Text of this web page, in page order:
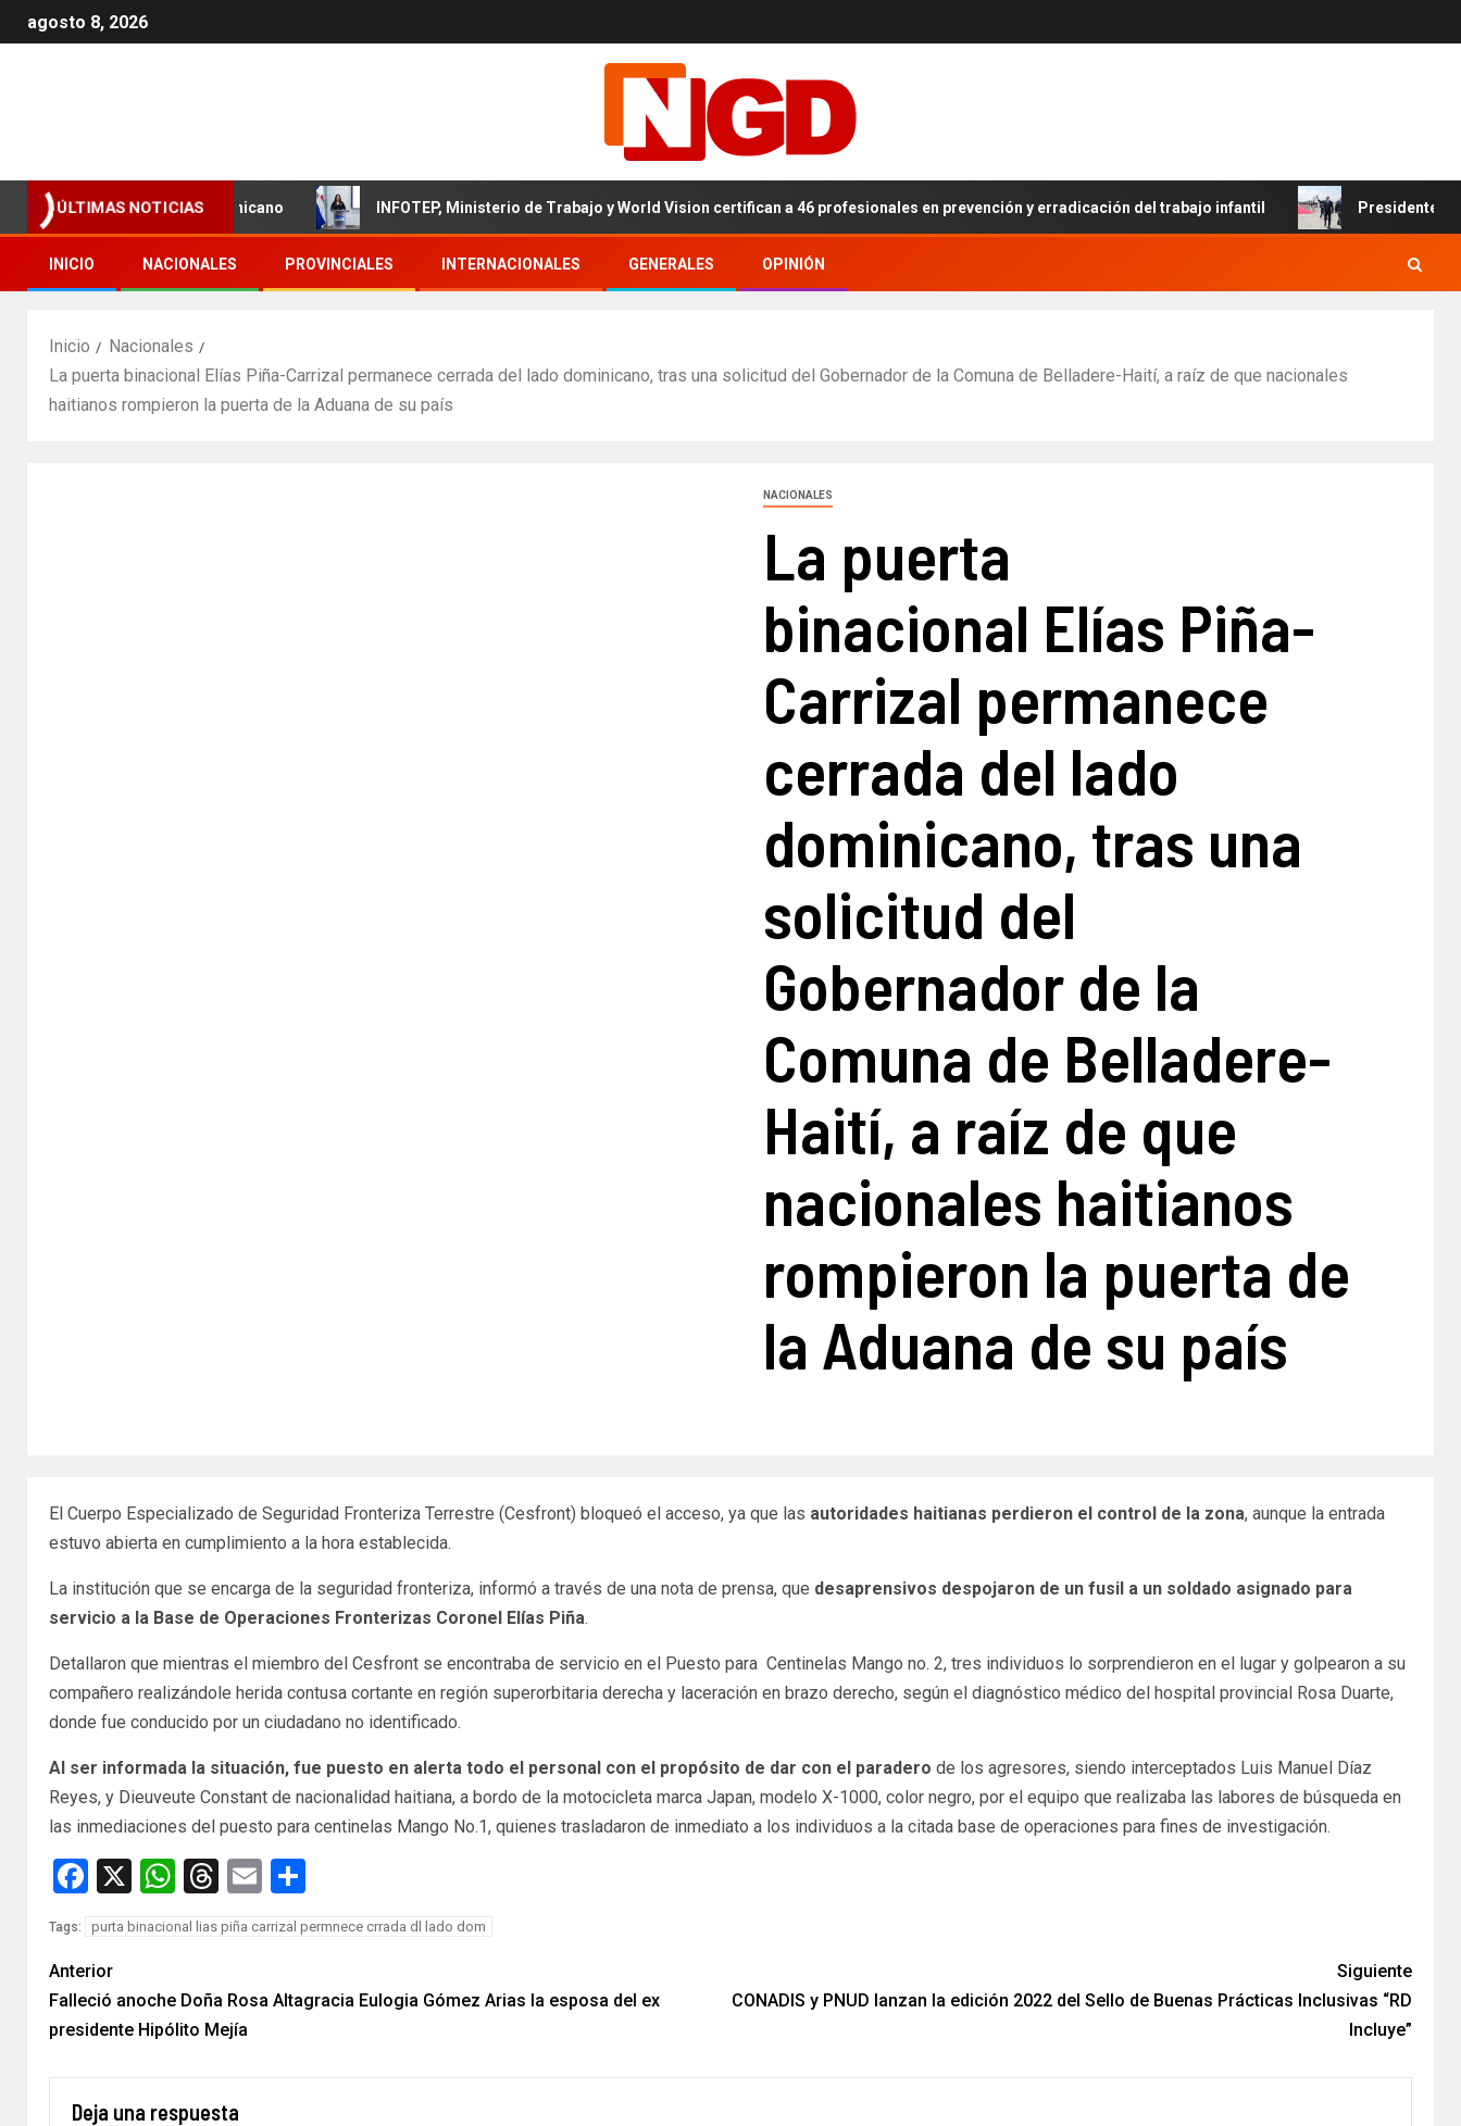
agosto 8, 2026
ÚLTIMAS NOTICIAS
del sector textil dominicano INFOTEP, Ministerio de Trabajo y World Vision certifican a 46 profesionales en prevención y erradicación del trabajo infantil Presidente Abinader
INICIO NACIONALES PROVINCIALES INTERNACIONALES GENERALES OPINIÓN
Inicio
Nacionales
La puerta binacional Elías Piña-Carrizal permanece cerrada del lado dominicano, tras una solicitud del Gobernador de la Comuna de Belladere-Haití, a raíz de que nacionales
haitianos rompieron la puerta de la Aduana de su país
NACIONALES
La puerta
binacional Elías Piña-
Carrizal permanece
cerrada del lado
dominicano, tras una
solicitud del
Gobernador de la
Comuna de Belladere-
Haití, a raíz de que
nacionales haitianos
rompieron la puerta de
la Aduana de su país
El Cuerpo Especializado de Seguridad Fronteriza Terrestre (Cesfront) bloqueó el acceso, ya que las autoridades haitianas perdieron el control de la zona, aunque la entrada
estuvo abierta en cumplimiento a la hora establecida.
La institución que se encarga de la seguridad fronteriza, informó a través de una nota de prensa, que desaprensivos despojaron de un fusil a un soldado asignado para
servicio a la Base de Operaciones Fronterizas Coronel Elías Piña.
Detallaron que mientras el miembro del Cesfront se encontraba de servicio en el Puesto para Centinelas Mango no. 2, tres individuos lo sorprendieron en el lugar y golpearon a su
compañero realizándole herida contusa cortante en región superorbitaria derecha y laceración en brazo derecho, según el diagnóstico médico del hospital provincial Rosa Duarte,
donde fue conducido por un ciudadano no identificado.
Al ser informada la situación, fue puesto en alerta todo el personal con el propósito de dar con el paradero de los agresores, siendo interceptados Luis Manuel Díaz
Reyes, y Dieuveute Constant de nacionalidad haitiana, a bordo de la motocicleta marca Japan, modelo X-1000, color negro, por el equipo que realizaba las labores de búsqueda en
las inmediaciones del puesto para centinelas Mango No.1, quienes trasladaron de inmediato a los individuos a la citada base de operaciones para fines de investigación.
Facebook
X WhatsApp
Threads
Email
Tags: purta binacional lias piña carrizal permnece crrada dl lado dom
Anterior
Falleció anoche Doña Rosa Altagracia Eulogia Gómez Arias la esposa del ex
presidente Hipólito Mejía
Siguiente
CONADIS y PNUD lanzan la edición 2022 del Sello de Buenas Prácticas Inclusivas “RD
Incluye”
Deja una respuesta